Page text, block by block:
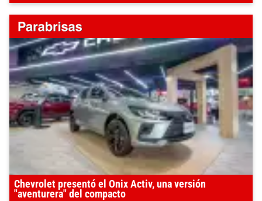
Chevrolet presentó el Onix Activ, una versión
"aventurera" del compacto